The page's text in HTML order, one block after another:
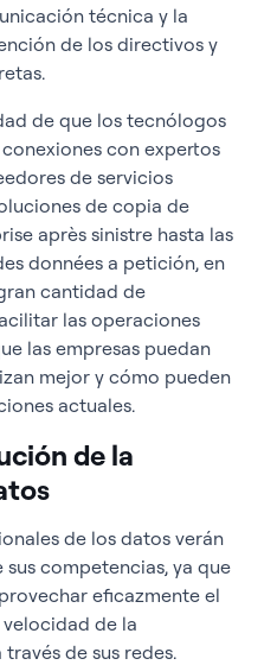
técnica y la
de los directivos y
de que los tecnólogos
con expertos
de servicios
de copia de
après sinistre hasta las
données a petición, en
cantidad de
las operaciones
las empresas puedan
mejor y cómo pueden
actuales.
de la
de los datos verán
competencias, ya que
eficazmente el
de la
de sus redes.